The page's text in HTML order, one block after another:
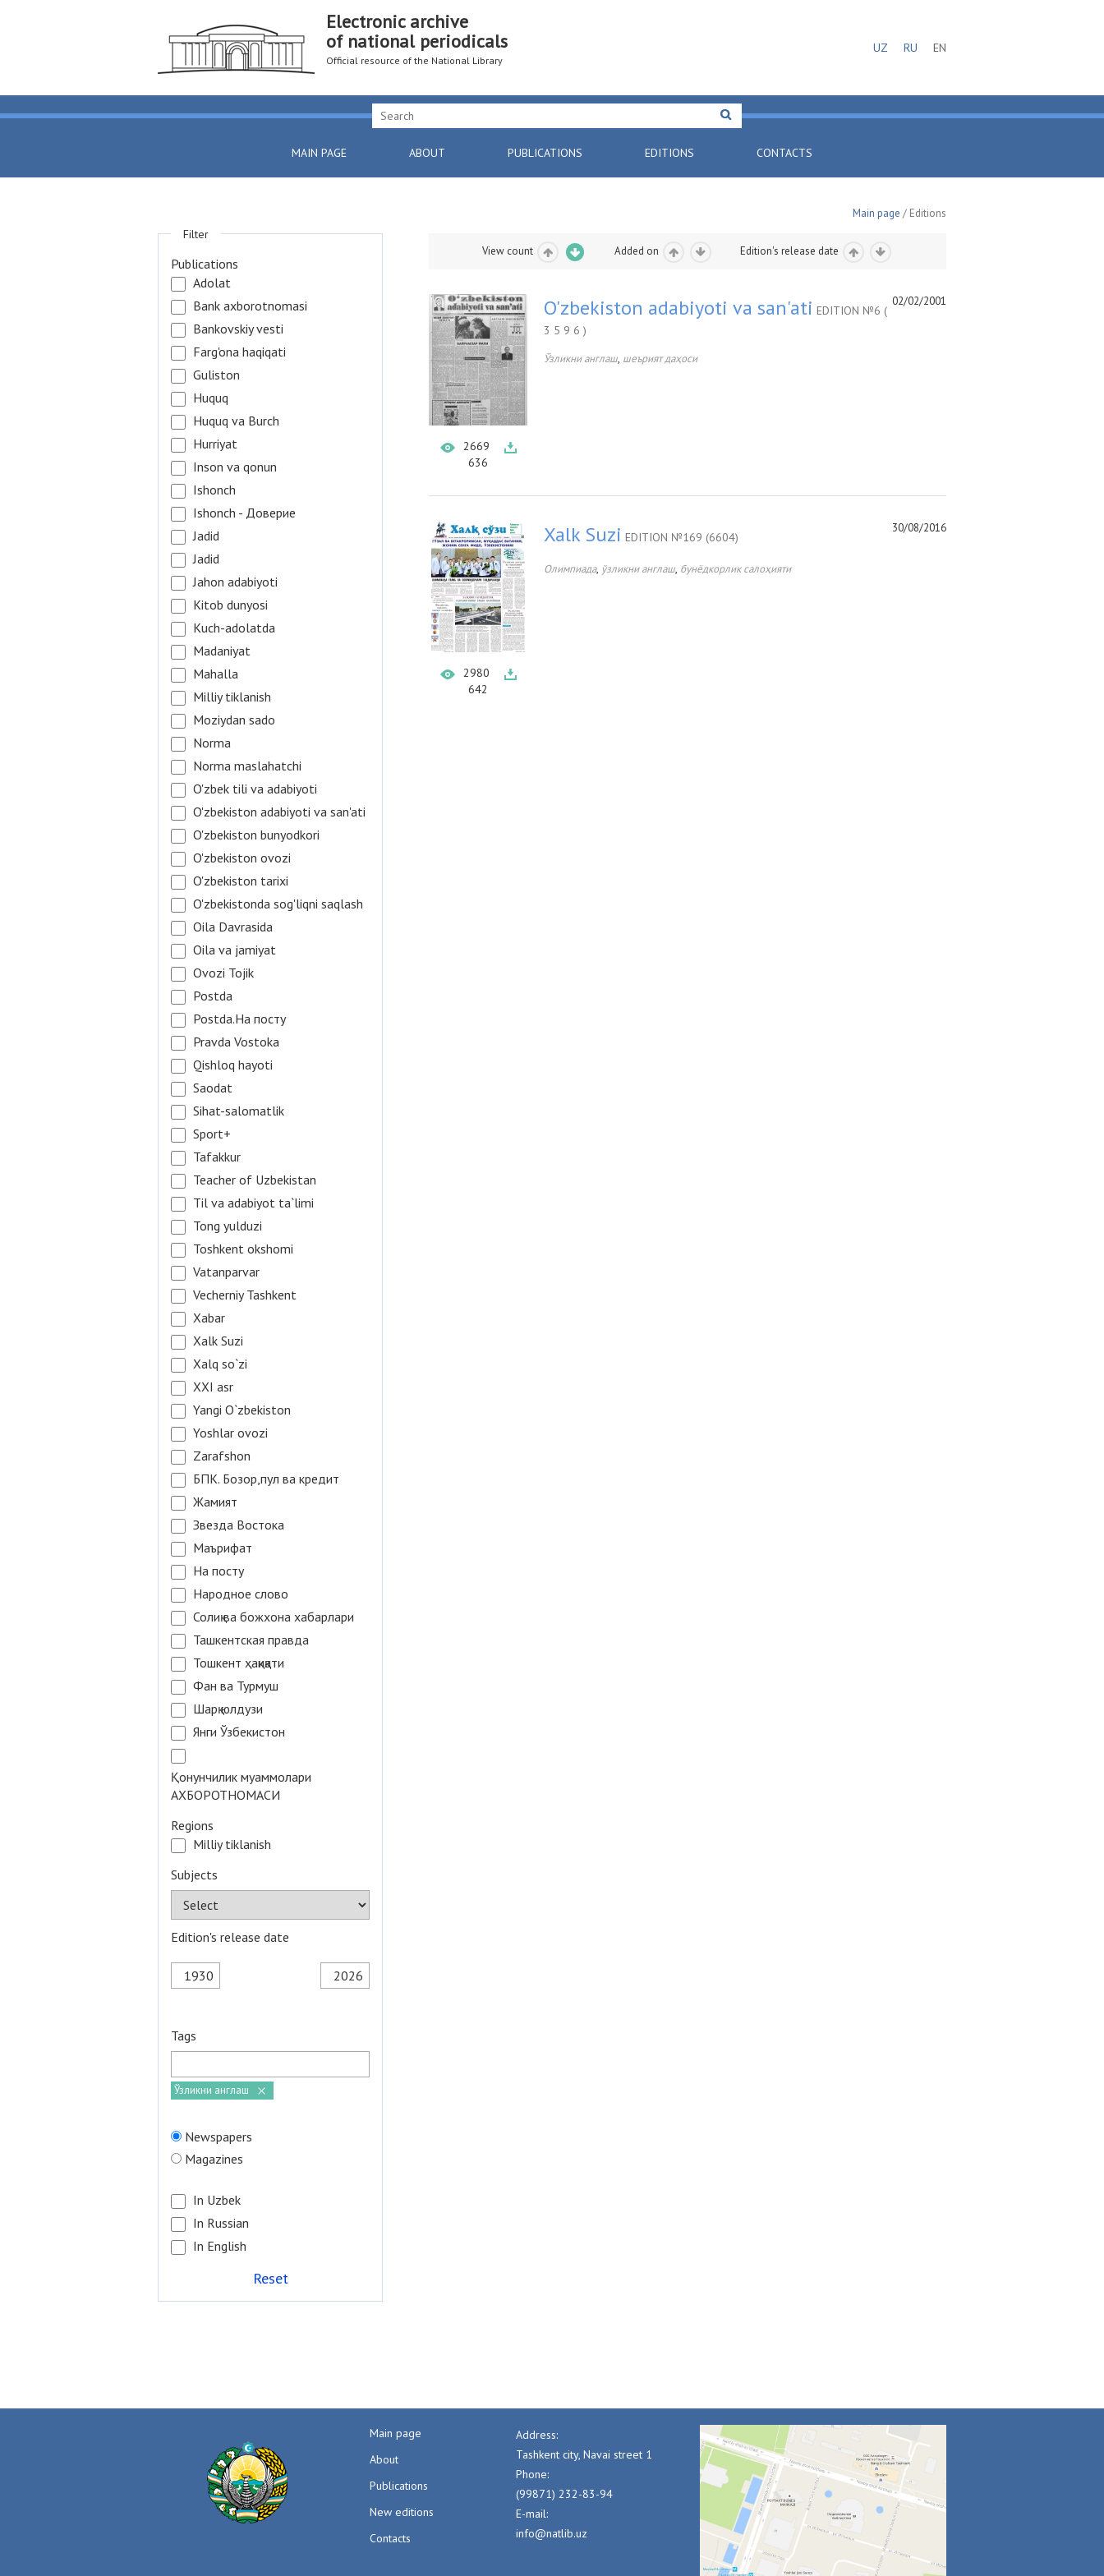
Electronic archive
of national periodicals
Official resource of the National Library
UZ RU EN
MAIN PAGE ABOUT PUBLICATIONS EDITIONS CONTACTS
Main page / Editions
View count Added on Edition's release date
2669
636
02/02/2001
O'zbekiston adabiyoti va san'ati EDITION №6 (
3 5 9 6 )
Ўзликни англаш, шеърият даҳоси
2980
642
30/08/2016
Xalk Suzi EDITION №169 (6604)
Олимпиада, ўзликни англаш, бунёдкорлик салоҳияти
Filter
Publications
Adolat
Bank axborotnomasi
Bankovskiy vesti
Farg'ona haqiqati
Guliston
Huquq
Huquq va Burch
Hurriyat
Inson va qonun
Ishonch
Ishonch - Доверие
Jadid
Jadid
Jahon adabiyoti
Kitob dunyosi
Kuch-adolatda
Madaniyat
Mahalla
Milliy tiklanish
Moziydan sado
Norma
Norma maslahatchi
O'zbek tili va adabiyoti
O'zbekiston adabiyoti va san'ati
O'zbekiston bunyodkori
O'zbekiston ovozi
O'zbekiston tarixi
O'zbekistonda sog'liqni saqlash
Oila Davrasida
Oila va jamiyat
Ovozi Tojik
Postda
Postda.На посту
Pravda Vostoka
Qishloq hayoti
Saodat
Sihat-salomatlik
Sport+
Tafakkur
Teacher of Uzbekistan
Til va adabiyot ta`limi
Tong yulduzi
Toshkent okshomi
Vatanparvar
Vecherniy Tashkent
Xabar
Xalk Suzi
Xalq so`zi
XXI asr
Yangi O`zbekiston
Yoshlar ovozi
Zarafshon
БПК. Бозор,пул ва кредит
Жамият
Звезда Востока
Маърифат
На посту
Народное слово
Солиқ ва божхона хабарлари
Ташкентская правда
Тошкент ҳақиқати
Фан ва Турмуш
Шарқ юлдузи
Янги Ўзбекистон
Қонунчилик муаммолари
АХБОРОТНОМАСИ
Regions
Milliy tiklanish
Subjects
Edition's release date
Tags
Ўзликни англаш
Newspapers
Magazines
In Uzbek
In Russian
In English
Reset
Main page
About
Publications
New editions
Contacts
Address:
Tashkent city, Navai street 1
Phone:
(99871) 232-83-94
E-mail:
info@natlib.uz